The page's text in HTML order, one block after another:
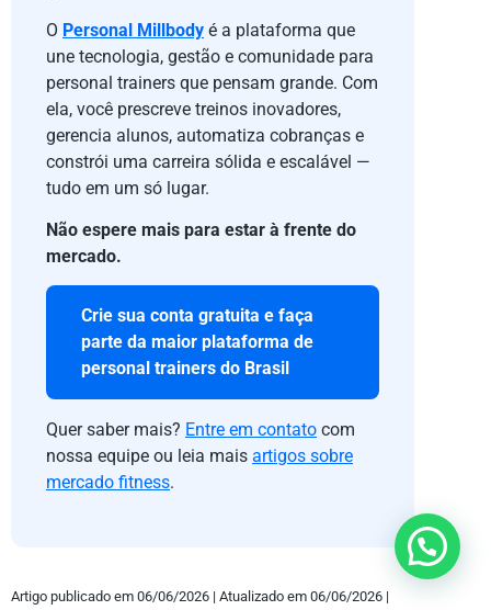
O Personal Millbody é a plataforma que
une tecnologia, gestão e comunidade para
personal trainers que pensam grande. Com
ela, você prescreve treinos inovadores,
gerencia alunos, automatiza cobranças e
constrói uma carreira sólida e escalável —
tudo em um só lugar.
Não espere mais para estar à frente do
mercado.
Crie sua conta gratuita e faça
parte da maior plataforma de
personal trainers do Brasil
Quer saber mais? Entre em contato com
nossa equipe ou leia mais artigos sobre
mercado fitness.
Artigo publicado em 06/06/2026 | Atualizado em 06/06/2026 |